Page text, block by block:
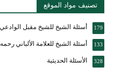
تصنيف مواد الموقع
أسئلة الشيخ للشيخ مقبل 179
أسئلة الشيخ للعلامة الألباني رحمه 133
الأسئلة الحديثية 328